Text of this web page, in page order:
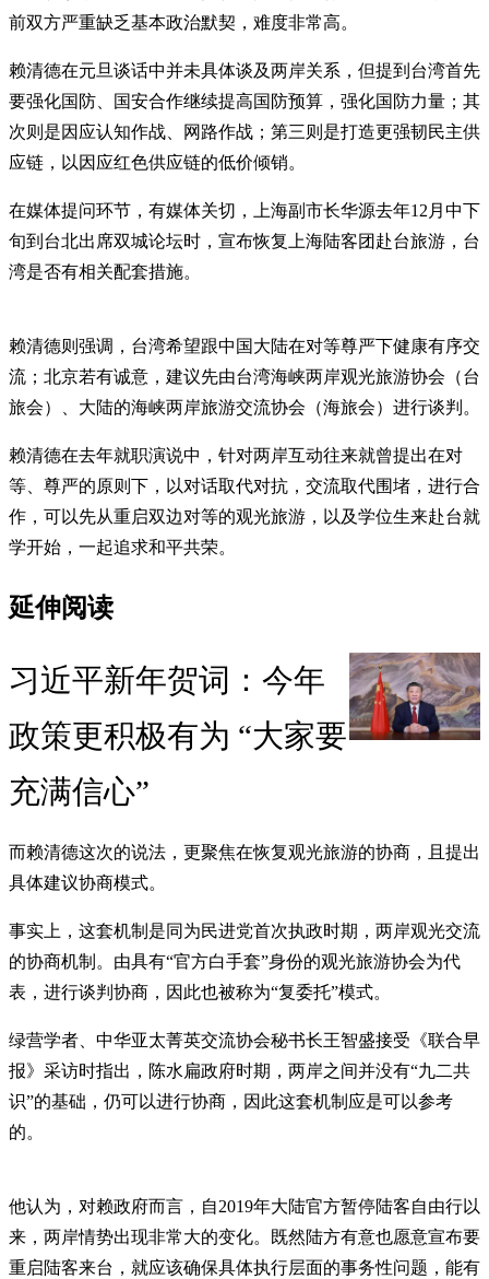
前双方严重缺乏基本政治默契，难度非常高。
赖清德在元旦谈话中并未具体谈及两岸关系，但提到台湾首先
要强化国防、国安合作继续提高国防预算，强化国防力量；其
次则是因应认知作战、网路作战；第三则是打造更强韧民主供
应链，以因应红色供应链的低价倾销。
在媒体提问环节，有媒体关切，上海副市长华源去年12月中下
旬到台北出席双城论坛时，宣布恢复上海陆客团赴台旅游，台
湾是否有相关配套措施。
赖清德则强调，台湾希望跟中国大陆在对等尊严下健康有序交
流；北京若有诚意，建议先由台湾海峡两岸观光旅游协会（台
旅会）、大陆的海峡两岸旅游交流协会（海旅会）进行谈判。
赖清德在去年就职演说中，针对两岸互动往来就曾提出在对
等、尊严的原则下，以对话取代对抗，交流取代围堵，进行合
作，可以先从重启双边对等的观光旅游，以及学位生来赴台就
学开始，一起追求和平共荣。
延伸阅读
习近平新年贺词：今年
政策更积极有为 “大家要
充满信心”
而赖清德这次的说法，更聚焦在恢复观光旅游的协商，且提出
具体建议协商模式。
事实上，这套机制是同为民进党首次执政时期，两岸观光交流
的协商机制。由具有“官方白手套”身份的观光旅游协会为代
表，进行谈判协商，因此也被称为“复委托”模式。
绿营学者、中华亚太菁英交流协会秘书长王智盛接受《联合早
报》采访时指出，陈水扁政府时期，两岸之间并没有“九二共
识”的基础，仍可以进行协商，因此这套机制应是可以参考
的。
他认为，对赖政府而言，自2019年大陆官方暂停陆客自由行以
来，两岸情势出现非常大的变化。既然陆方有意也愿意宣布要
重启陆客来台，就应该确保具体执行层面的事务性问题，能有